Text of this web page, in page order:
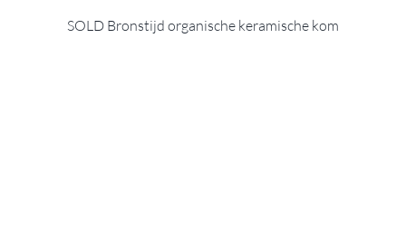
SOLD Bronstijd organische keramische kom